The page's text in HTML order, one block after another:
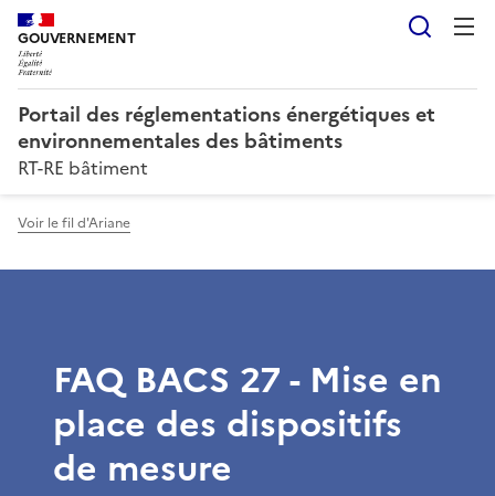
GOUVERNEMENT
Portail des réglementations énergétiques et
environnementales des bâtiments
RT-RE bâtiment
Voir le fil d'Ariane
FAQ BACS 27 - Mise en
place des dispositifs
de mesure